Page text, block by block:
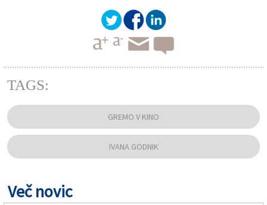
TAGS:
GREMO V KINO
IVANA GODNIK
Več novic